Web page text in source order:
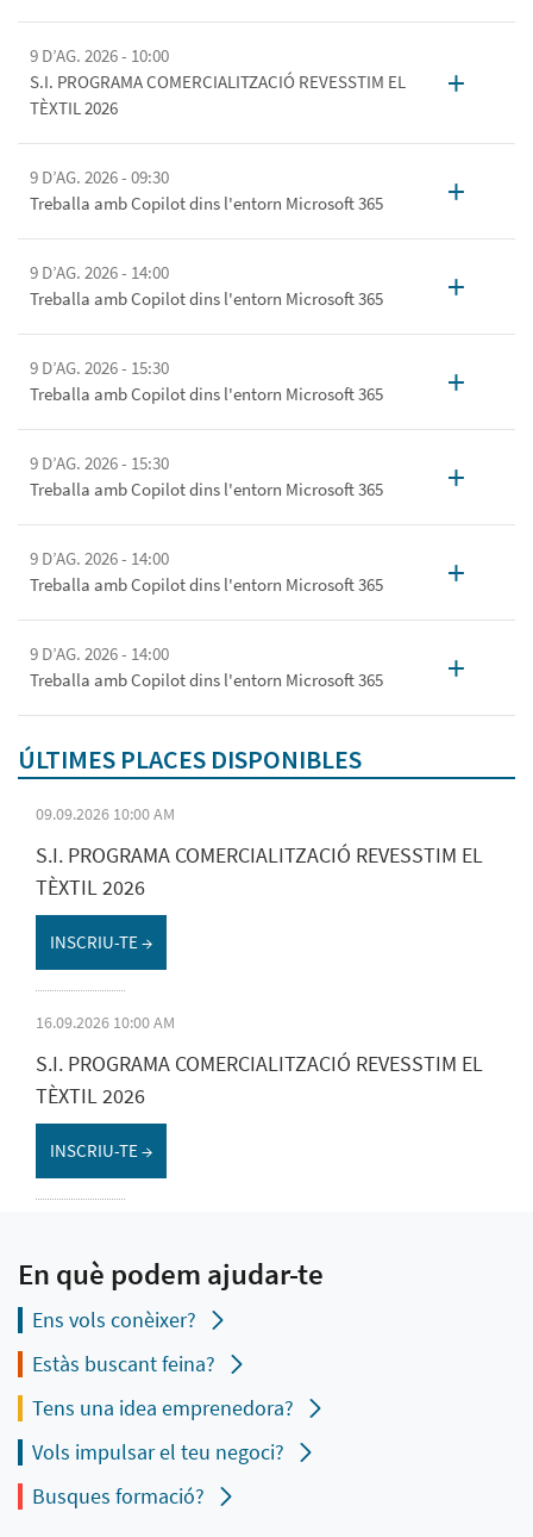
9 D’AG. 2026 - 10:00
S.I. PROGRAMA COMERCIALITZACIÓ REVESSTIM EL
TÈXTIL 2026
+
9 D’AG. 2026 - 09:30
Treballa amb Copilot dins l'entorn Microsoft 365
+
9 D’AG. 2026 - 14:00
Treballa amb Copilot dins l'entorn Microsoft 365
+
9 D’AG. 2026 - 15:30
Treballa amb Copilot dins l'entorn Microsoft 365
+
9 D’AG. 2026 - 15:30
Treballa amb Copilot dins l'entorn Microsoft 365
+
9 D’AG. 2026 - 14:00
Treballa amb Copilot dins l'entorn Microsoft 365
+
9 D’AG. 2026 - 14:00
Treballa amb Copilot dins l'entorn Microsoft 365
+
ÚLTIMES PLACES DISPONIBLES
09.09.2026 10:00 AM
S.I. PROGRAMA COMERCIALITZACIÓ REVESSTIM EL
TÈXTIL 2026
INSCRIU-TE →
16.09.2026 10:00 AM
S.I. PROGRAMA COMERCIALITZACIÓ REVESSTIM EL
TÈXTIL 2026
INSCRIU-TE →
En què podem ajudar-te
Ens vols conèixer?
Estàs buscant feina?
Tens una idea emprenedora?
Vols impulsar el teu negoci?
Busques formació?